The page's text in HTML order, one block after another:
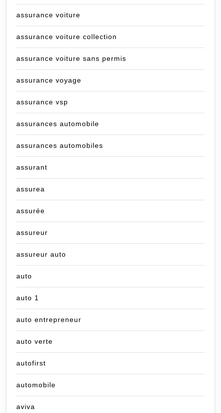
assurance voiture
assurance voiture collection
assurance voiture sans permis
assurance voyage
assurance vsp
assurances automobile
assurances automobiles
assurant
assurea
assurée
assureur
assureur auto
auto
auto 1
auto entrepreneur
auto verte
autofirst
automobile
aviva